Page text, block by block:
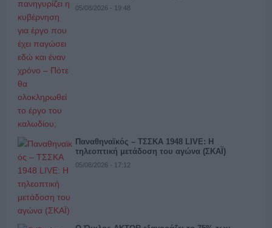
05/08/2026 - 19:48
Παναθηναϊκός – ΤΣΣΚΑ 1948 LIVE: Η
τηλεοπτική μετάδοση του αγώνα (ΣΚΑΪ)
05/08/2026 - 17:12